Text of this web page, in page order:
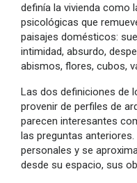
definía la vivienda como
psicológicas que
paisajes domésticos:
intimidad, absurdo,
abismos, flores, cubos,
Las dos definiciones de
provenir de perfiles de
parecen interesantes
las preguntas
personales y se
desde su espacio, sus